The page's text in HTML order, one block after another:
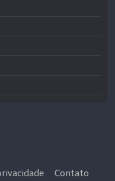
Contato